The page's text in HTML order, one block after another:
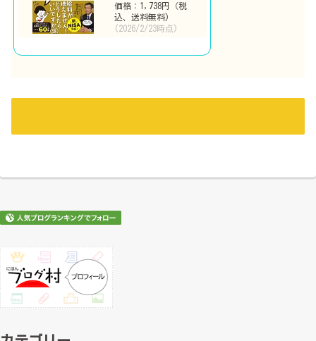
価格：1,738円（税
込、送料無料)
(2026/2/23時点)